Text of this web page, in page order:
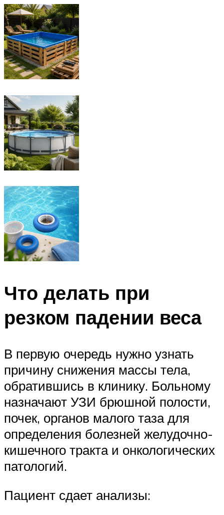
Что делать при
резком падении веса
В первую очередь нужно узнать
причину снижения массы тела,
обратившись в клинику. Больному
назначают УЗИ брюшной полости,
почек, органов малого таза для
определения болезней желудочно-
кишечного тракта и онкологических
патологий.
Пациент сдает анализы: